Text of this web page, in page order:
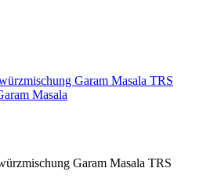
Garam Masala TRS
Masala
Garam Masala TRS